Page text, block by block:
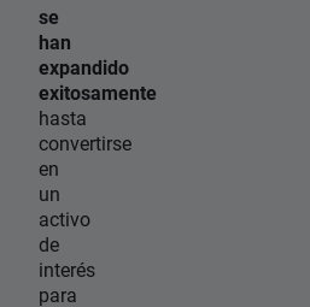
se
han
expandido
exitosamente
hasta
convertirse
en
un
activo
de
interés
para